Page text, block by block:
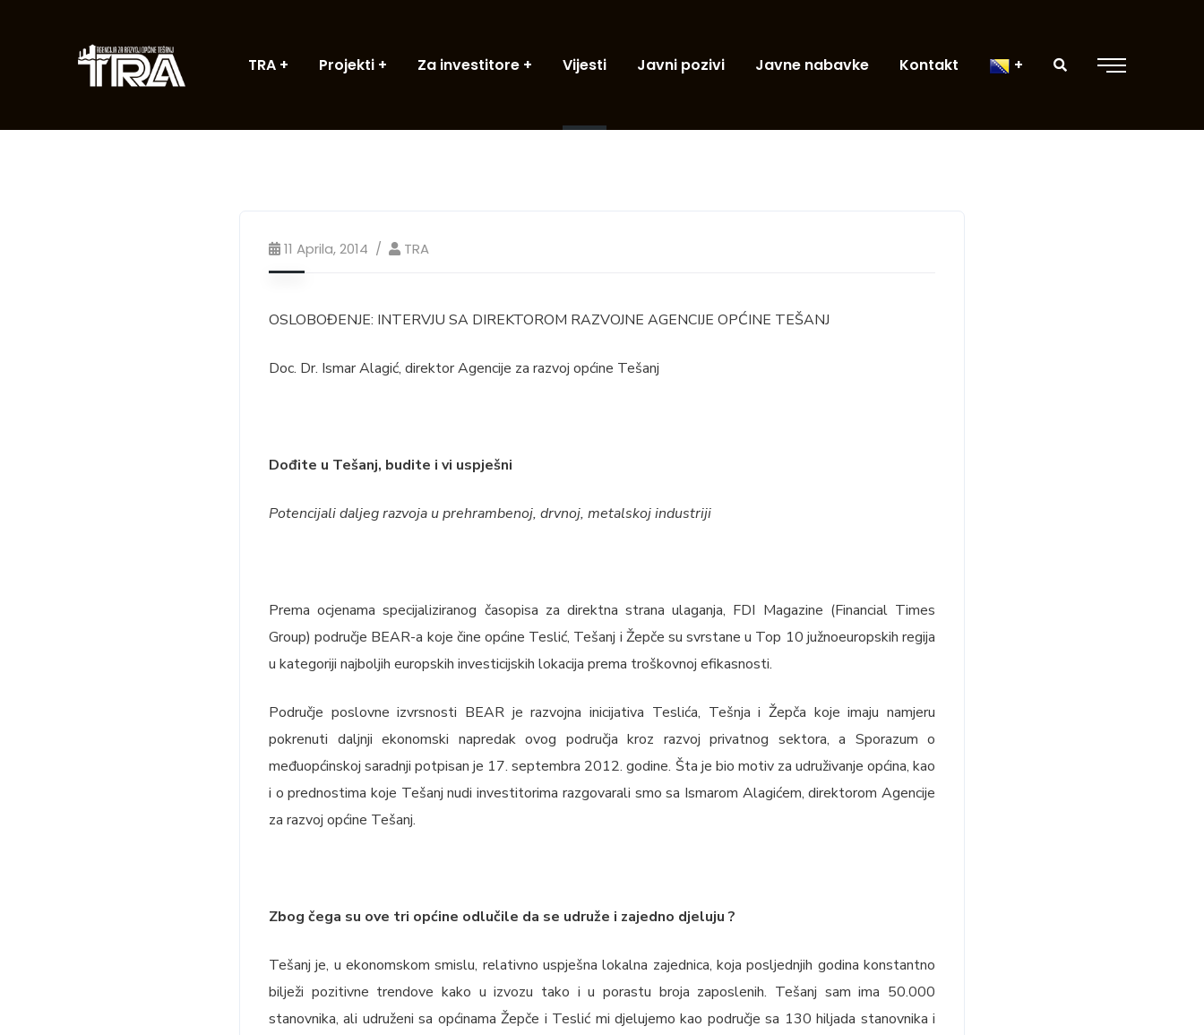
TRA Projekti Za investitore Vijesti Javni pozivi Javne nabavke Kontakt
11 Aprila, 2014 TRA
OSLOBOĐENJE: INTERVJU SA DIREKTOROM RAZVOJNE AGENCIJE OPĆINE TEŠANJ
Doc. Dr. Ismar Alagić, direktor Agencije za razvoj općine Tešanj
Dođite u Tešanj, budite i vi uspješni
Potencijali daljeg razvoja u prehrambenoj, drvnoj, metalskoj industriji
Prema ocjenama specijaliziranog časopisa za direktna strana ulaganja, FDI Magazine (Financial Times
Group) područje BEAR-a koje čine općine Teslić, Tešanj i Žepče su svrstane u Top 10 južnoeuropskih regija
u kategoriji najboljih europskih investicijskih lokacija prema troškovnoj efikasnosti.
Područje poslovne izvrsnosti BEAR je razvojna inicijativa Teslića, Tešnja i Žepča koje imaju namjeru
pokrenuti daljnji ekonomski napredak ovog područja kroz razvoj privatnog sektora, a Sporazum o
međuopćinskoj saradnji potpisan je 17. septembra 2012. godine. Šta je bio motiv za udruživanje općina, kao
i o prednostima koje Tešanj nudi investitorima razgovarali smo sa Ismarom Alagićem, direktorom Agencije
za razvoj općine Tešanj.
Zbog čega su ove tri općine odlučile da se udruže i zajedno djeluju ?
Tešanj je, u ekonomskom smislu, relativno uspješna lokalna zajednica, koja posljednjih godina konstantno
bilježi pozitivne trendove kako u izvozu tako i u porastu broja zaposlenih. Tešanj sam ima 50.000
stanovnika, ali udruženi sa općinama Žepče i Teslić mi djelujemo kao područje sa 130 hiljada stanovnika i